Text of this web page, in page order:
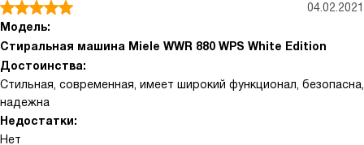
04.02.2021
Модель:
Стиральная машина Miele WWR 880 WPS White Edition
Достоинства:
Стильная, современная, имеет широкий функционал, безопасна,
надежна
Недостатки:
Нет